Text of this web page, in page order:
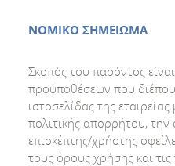
ΝΟΜΙΚΟ ΣΗΜΕΙΩΜΑ
Σκοπός του παρόντος
προϋποθέσεων που
ιστοσελίδας της
πολιτικής απορρήτου,
επισκέπτης/χρήστης
τους όρους χρήσης και